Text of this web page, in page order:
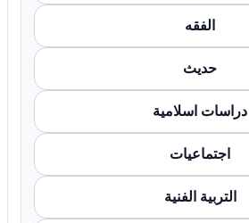
الفقه
حديث
دراسات اسلامية
اجتماعيات
التربية الفنية